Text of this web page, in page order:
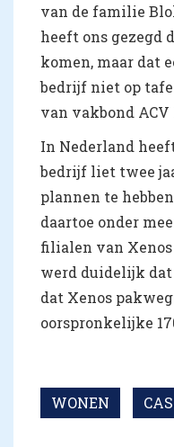
van de familie
heeft ons gezegd
komen, maar dat
bedrijf niet op
van vakbond ACV
In Nederland
bedrijf liet twee
plannen te
daartoe onder
filialen van
werd duidelijk
dat Xenos pakweg
oorspronkelijke
WONEN